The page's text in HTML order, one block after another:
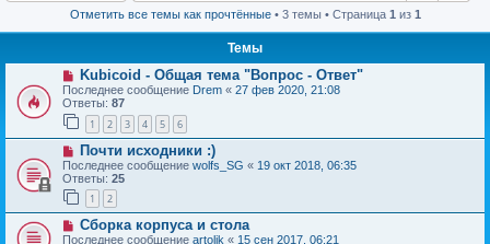
Отметить все темы как прочтённые• 3 темы • Страница 1 из 1
Темы
Kubicoid - Общая тема "Вопрос - Ответ"
Последнее сообщение Drem « 27 фев 2020, 21:08
Ответы: 87
1 2 3 4 5 6
Почти исходники :)
Последнее сообщение wolfs_SG « 19 окт 2018, 06:35
Ответы: 25
1 2
Сборка корпуса и стола
Последнее сообщение artolik « 15 сен 2017, 06:21